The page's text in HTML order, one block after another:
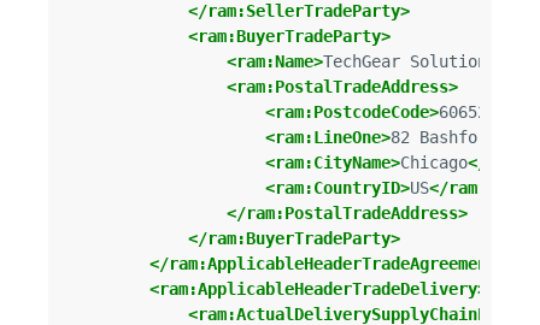
</ram:SellerTradeParty>
<ram:BuyerTradeParty>
<ram:Name>TechGear Solutions
<ram:PostalTradeAddress>
<ram:PostcodeCode>60652
<ram:LineOne>82 Bashford
<ram:CityName>Chicago</
<ram:CountryID>US</
</ram:PostalTradeAddress>
</ram:BuyerTradeParty>
</ram:ApplicableHeaderTradeAgreement>
<ram:ApplicableHeaderTradeDelivery>
<ram:ActualDeliverySupplyChainEvent>